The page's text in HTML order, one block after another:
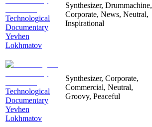
Technological
Documentary
Yevhen
Lokhmatov
Synthesizer, Drummachine,
Corporate, News, Neutral,
Inspirational
Technological
Documentary
Yevhen
Lokhmatov
Synthesizer, Corporate,
Commercial, Neutral,
Groovy, Peaceful